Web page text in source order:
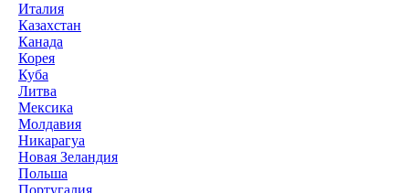
Италия
Казахстан
Канада
Корея
Куба
Литва
Мексика
Молдавия
Никарагуа
Новая Зеландия
Польша
Португалия